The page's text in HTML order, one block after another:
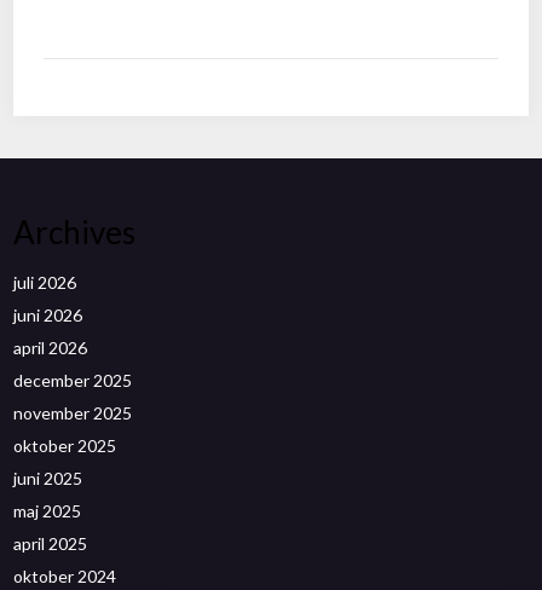
Archives
juli 2026
juni 2026
april 2026
december 2025
november 2025
oktober 2025
juni 2025
maj 2025
april 2025
oktober 2024